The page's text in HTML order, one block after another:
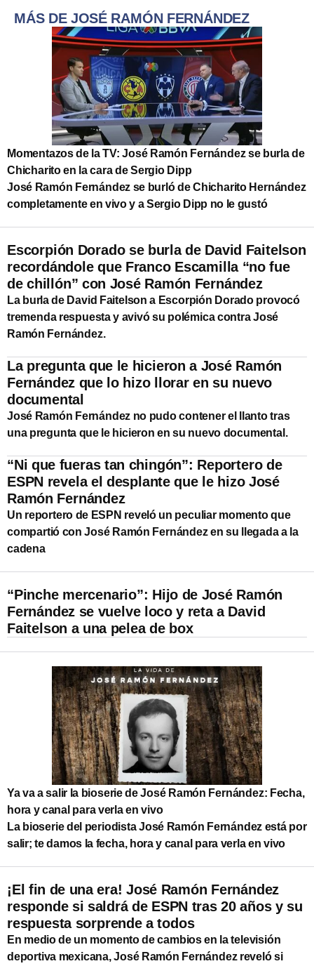
MÁS DE JOSÉ RAMÓN FERNÁNDEZ
Momentazos de la TV: José Ramón Fernández se burla de
Chicharito en la cara de Sergio Dipp
José Ramón Fernández se burló de Chicharito Hernández
completamente en vivo y a Sergio Dipp no le gustó
Escorpión Dorado se burla de David Faitelson
recordándole que Franco Escamilla “no fue
de chillón” con José Ramón Fernández
La burla de David Faitelson a Escorpión Dorado provocó
tremenda respuesta y avivó su polémica contra José
Ramón Fernández.
La pregunta que le hicieron a José Ramón
Fernández que lo hizo llorar en su nuevo
documental
José Ramón Fernández no pudo contener el llanto tras
una pregunta que le hicieron en su nuevo documental.
“Ni que fueras tan chingón”: Reportero de
ESPN revela el desplante que le hizo José
Ramón Fernández
Un reportero de ESPN reveló un peculiar momento que
compartió con José Ramón Fernández en su llegada a la
cadena
“Pinche mercenario”: Hijo de José Ramón
Fernández se vuelve loco y reta a David
Faitelson a una pelea de box
Ya va a salir la bioserie de José Ramón Fernández: Fecha,
hora y canal para verla en vivo
La bioserie del periodista José Ramón Fernández está por
salir; te damos la fecha, hora y canal para verla en vivo
¡El fin de una era! José Ramón Fernández
responde si saldrá de ESPN tras 20 años y su
respuesta sorprende a todos
En medio de un momento de cambios en la televisión
deportiva mexicana, José Ramón Fernández reveló si